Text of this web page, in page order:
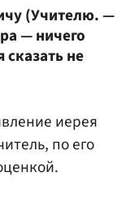
(Учителю. —
— ничего
не
иерея
по его